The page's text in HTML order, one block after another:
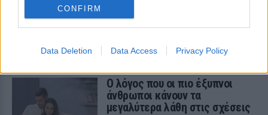
CONFIRM
Data Deletion Data Access Privacy Policy
προλάβεις
Τι πρέπει να αλλάξεις
Ο λόγος που οι πιο έξυπνοι
άνθρωποι κάνουν τα
μεγαλύτερα λάθη στις σχέσεις